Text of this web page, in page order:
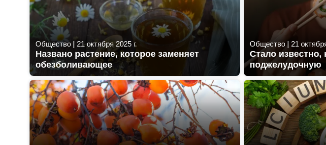
Общество | 21 октября 2025 г.
Названо растение, которое заменяет
обезболивающее
Общество | 21
Стало
поджелудочную